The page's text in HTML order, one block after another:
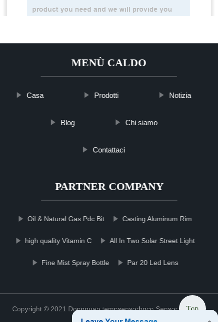
MENÙ CALDO
Casa Prodotti Notizia
Blog Chi siamo
Contattaci
PARTNER COMPANY
Oil & Natural Gas Pdc Bit Casting Aluminum Rim
high quality Vitamin C All In Two Solar Street Light
Fine Mist Spray Bottle Par 20 Led Lens
Copyright © 2021 Dongguan tempsensorhgco Sensor Co., Ltd.
Sitemap
Top